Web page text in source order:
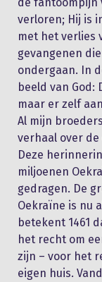
verloren; Hij is
met het verlies
gevangenen
ondergaan. In
beeld van
maar er zelf
Al mijn
verhaal over
Deze
miljoenen
gedragen. De
Oekraïne is nu
betekent 1461
het recht om
zijn – voor het
eigen huis.